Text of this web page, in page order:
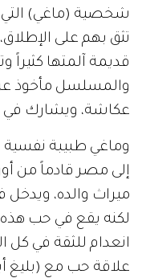
شخصية (ماغي) التي
تثق بهم على
قديمة آلمتها كثيراً
والمسلسل مأخوذ
عكاشة، ويشارك في
وماغي طبيبة
إلى مصر قادماً من
ميراث والده،
لكنه يقع في حب هذه
انعدام للثقة في كل
علاقة حب مع (بليغ